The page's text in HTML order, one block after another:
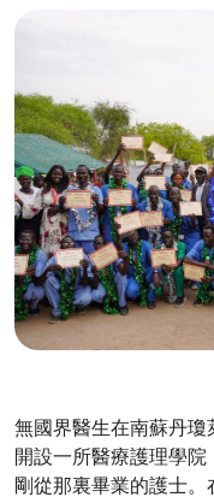
無國界醫生在南蘇丹瓊
開設一所醫療護理學
剛從那裏畢業的護士